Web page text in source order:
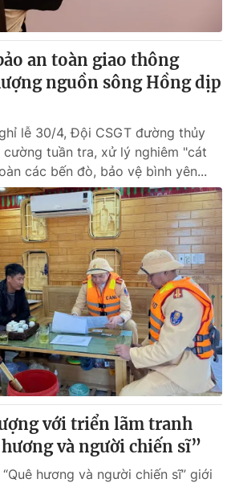
an toàn giao thông
nguồn sông Hồng dịp
lễ 30/4, Đội CSGT đường thủy
cường tuần tra, xử lý nghiêm "cát
các bến đò, bảo vệ bình yên...
với triển lãm tranh
và người chiến sĩ”
hương và người chiến sĩ” giới